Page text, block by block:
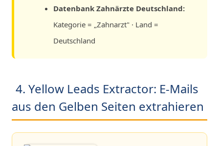
Datenbank Zahnärzte Deutschland:
Kategorie = „Zahnarzt" · Land =
Deutschland
4. Yellow Leads Extractor: E-Mails
aus den Gelben Seiten extrahieren